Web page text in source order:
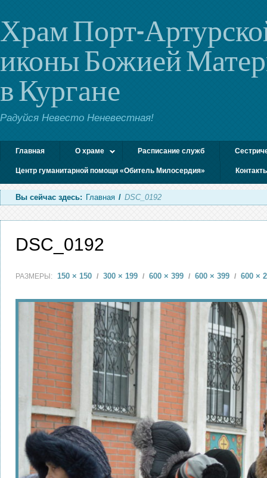
Храм Порт-
иконы Божией
в Кургане
Радуйся Невесто Неневестная!
Главная О храме Расписание служб
Центр гуманитарной помощи «Обитель Милосердия»
Вы сейчас здесь: Главная / DSC_0192
DSC_0192
РАЗМЕРЫ: 150 × 150 / 300 × 199 / 600 × 399 / 600 × 399 / 600 ×